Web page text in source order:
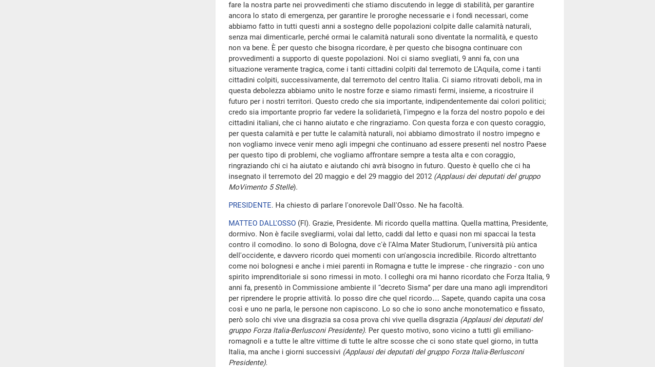
fare la nostra parte nei provvedimenti che stiamo discutendo in legge di stabilità, per garantire
ancora lo stato di emergenza, per garantire le proroghe necessarie e i fondi necessari, come
abbiamo fatto in tutti questi anni a sostegno delle popolazioni colpite dalle calamità naturali,
senza mai dimenticarle, perché ormai le calamità naturali sono diventate la normalità, e questo
non va bene. È per questo che bisogna ricordare, è per questo che bisogna continuare con
provvedimenti a supporto di queste popolazioni. Noi ci siamo svegliati, 9 anni fa, con una
situazione veramente tragica, come i tanti cittadini colpiti dal terremoto de L'Aquila, come i tanti
cittadini colpiti, successivamente, dal terremoto del centro Italia. Ci siamo ritrovati deboli, ma in
questa debolezza abbiamo unito le nostre forze e siamo rimasti fermi, insieme, a ricostruire il
futuro per i nostri territori. Questo credo che sia importante, indipendentemente dai colori politici;
credo sia importante proprio far vedere la solidarietà, l'impegno e la forza del nostro popolo e dei
cittadini italiani, che ci hanno aiutato e che ringraziamo. Con questa forza e con questo coraggio,
per questa calamità e per tutte le calamità naturali, noi abbiamo dimostrato il nostro impegno e
non vogliamo invece venir meno agli impegni che continuano ad essere presenti nel nostro Paese
per questo tipo di problemi, che vogliamo affrontare sempre a testa alta e con coraggio,
ringraziando chi ci ha aiutato e aiutando chi avrà bisogno in futuro. Questo è quello che ci ha
insegnato il terremoto del 20 maggio e del 29 maggio del 2012 (Applausi dei deputati del gruppo
MoVimento 5 Stelle).
PRESIDENTE. Ha chiesto di parlare l'onorevole Dall'Osso. Ne ha facoltà.
MATTEO DALL'OSSO (FI). Grazie, Presidente. Mi ricordo quella mattina. Quella mattina, Presidente,
dormivo. Non è facile svegliarmi, volai dal letto, caddi dal letto e quasi non mi spaccai la testa
contro il comodino. Io sono di Bologna, dove c'è l'Alma Mater Studiorum, l'università più antica
dell'occidente, e davvero ricordo quei momenti con un'angoscia incredibile. Ricordo altrettanto
come noi bolognesi e anche i miei parenti in Romagna e tutte le imprese - che ringrazio - con uno
spirito imprenditoriale si sono rimessi in moto. I colleghi ora mi hanno ricordato che Forza Italia, 9
anni fa, presentò in Commissione ambiente il “decreto Sisma” per dare una mano agli imprenditori
per riprendere le proprie attività. Io posso dire che quel ricordo… Sapete, quando capita una cosa
così e uno ne parla, le persone non capiscono. Lo so che io sono anche monotematico e fissato,
però solo chi vive una disgrazia sa cosa prova chi vive quella disgrazia (Applausi dei deputati del
gruppo Forza Italia-Berlusconi Presidente). Per questo motivo, sono vicino a tutti gli emiliano-
romagnoli e a tutte le altre vittime di tutte le altre scosse che ci sono state quel giorno, in tutta
Italia, ma anche i giorni successivi (Applausi dei deputati del gruppo Forza Italia-Berlusconi
Presidente).